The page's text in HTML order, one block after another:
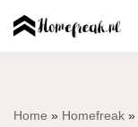
inhoud
Home » Homefreak »